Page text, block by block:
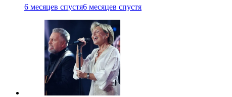
6 месяцев спустя6 месяцев спустя